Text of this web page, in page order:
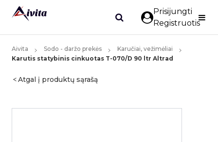
Prisijungti
Registruotis
Aivita Sodo - daržo prekės
Karučiai, vežimėliai
Karutis statybinis cinkuotas T-070/D 90 ltr Altrad
Atgal į produktų sąrašą